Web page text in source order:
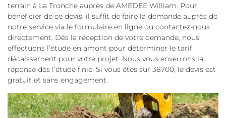
terrain à La Tronche auprès de AMEDEE William. Pour
bénéficier de ce devis, il suffit de faire la demande auprès de
notre service via le formulaire en ligne ou contactez-nous
directement. Dès la réception de votre demande, nous
effectuons l’étude en amont pour déterminer le tarif
décaissement pour votre projet. Nous vous enverrons la
réponse dès l’étude finie. Si vous êtes sur 38700, le devis est
gratuit et sans engagement.